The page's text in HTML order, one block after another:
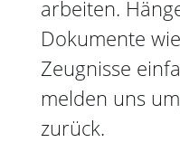
arbeiten.
Dokumente
Zeugnisse
melden uns
zurück.